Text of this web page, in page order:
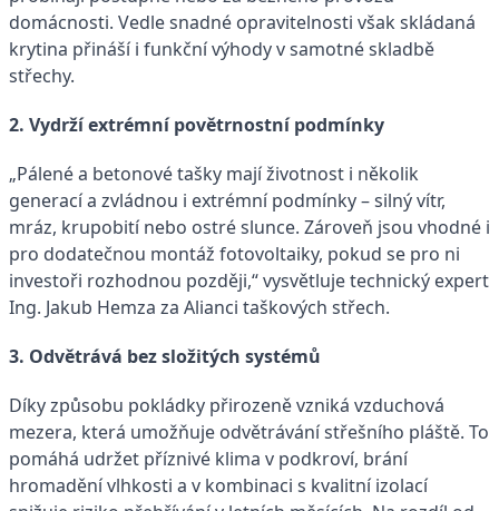
domácnosti. Vedle snadné opravitelnosti však skládaná
krytina přináší i funkční výhody v samotné skladbě
střechy.
2. Vydrží extrémní povětrnostní podmínky
„Pálené a betonové tašky mají životnost i několik
generací a zvládnou i extrémní podmínky – silný vítr,
mráz, krupobití nebo ostré slunce. Zároveň jsou vhodné i
pro dodatečnou montáž fotovoltaiky, pokud se pro ni
investoři rozhodnou později,“ vysvětluje technický expert
Ing. Jakub Hemza za Alianci taškových střech.
3. Odvětrává bez složitých systémů
Díky způsobu pokládky přirozeně vzniká vzduchová
mezera, která umožňuje odvětrávání střešního pláště. To
pomáhá udržet příznivé klima v podkroví, brání
hromadění vlhkosti a v kombinaci s kvalitní izolací